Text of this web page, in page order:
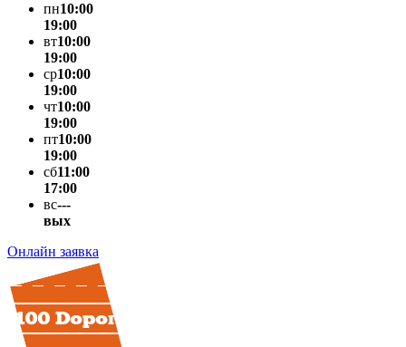
пн10:00
19:00
вт10:00
19:00
ср10:00
19:00
чт10:00
19:00
пт10:00
19:00
сб11:00
17:00
вс---
вых
Онлайн заявка